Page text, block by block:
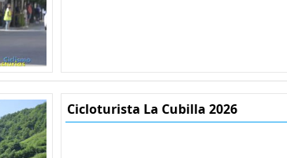
Cicloturista La Cubilla 2026